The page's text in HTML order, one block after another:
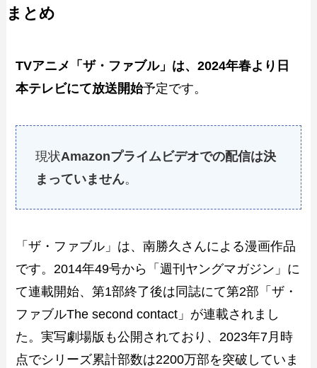
まとめ
TVアニメ「ザ・ファブル」は、2024年春より日
本テレビにて放送開始予定です。
現状Amazonプライムビデオでの配信は決
まっていません。
「ザ・ファブル」は、南勝久さんによる漫画作品
です。2014年49号から「週刊ヤングマガジン」に
て連載開始、第1部終了後は同誌にて第2部「ザ・
ファブルThe second contact」が連載されまし
た。実写劇場版も公開されており、2023年7月時
点でシリーズ累計部数は2200万部を突破していま